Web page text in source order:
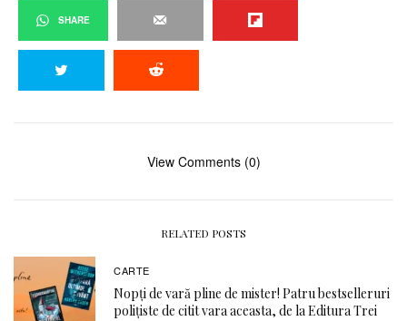
SHARE
View Comments (0)
RELATED POSTS
CARTE
Nopți de vară pline de mister! Patru bestselleruri
polițiste de citit vara aceasta, de la Editura Trei